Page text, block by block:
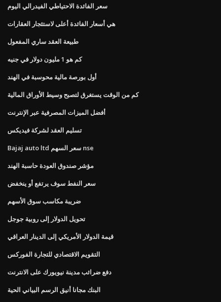
سعر الفائدة الاحتياطي الفيدرالي اليوم
هي أسعار الفائدة أعلى لاستئجار العقارات
طبيعة العقد ساري المفعول
كم هو 1 مليون دولار في جنيه
أول بورصة مالية محوسبة في الهند
كم من الوقت يستغرق لتصبح وسيط الأوراق المالية
أفضل الميزات المصرفية عبر الإنترنت
تسليم العقد لشركة فيديكس
Bajaj auto ltd سعر السهم nse
مؤشر صندوق العودة حاسبة الهند
سعر النفط سوف يرتفع أو ينخفض
ضريبة مكاسب سوق الأسهم
تحويل الدولار إلى روبية جوجل
قيمة الدولار الأمريكي إلى الدينار العراقي
التقويم الاقتصادي للتجارة الفوركس
دفع ضرائب مدينة نيويورك على الانترنت
البنك مجانا أنيق الرسم البياني الحية